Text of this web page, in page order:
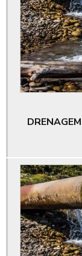
Drenagem de
Drenagem de
Drenagem de
Drenagem
Empresa de
Empresa de
Empresa de